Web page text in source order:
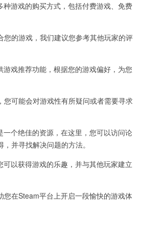
游戏的购买方式，包括付费游戏、免费
的游戏，我们建议您参考其他玩家的评
戏推荐功能，根据您的游戏偏好，为您
可能会对游戏性有所疑问或者需要寻求
个绝佳的资源，在这里，您可以访问论
并寻找解决问题的方法。
以获得游戏的乐趣，并与其他玩家建立
在Steam平台上开启一段愉快的游戏体